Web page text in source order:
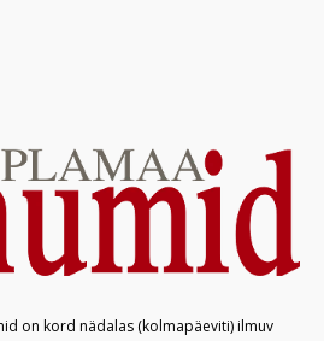
on kord nädalas (kolmapäeviti) ilmuv